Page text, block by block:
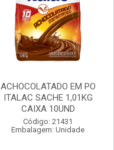
ACHOCOLATADO EM PO
ITALAC SACHE 1,01KG
CAIXA 10UND
Código: 21431
Embalagem: Unidade